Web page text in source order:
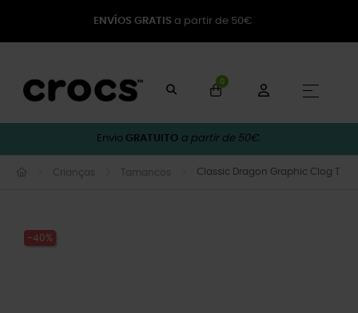
ENVÍOS GRATIS a partir de 50€
0
☰
Envio GRATUITO a partir de 50€.
Crianças Tamancos Classic Dragon Graphic Clog T
-40%